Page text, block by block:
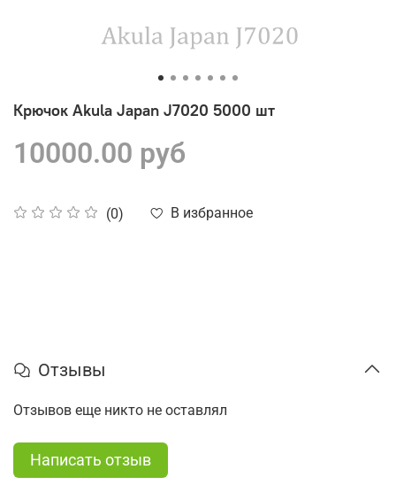
Крючок Akula Japan J7020 5000 шт
(0) В избранное
10000.00 руб
Отзывы
Отзывов еще никто не оставлял
Написать отзыв